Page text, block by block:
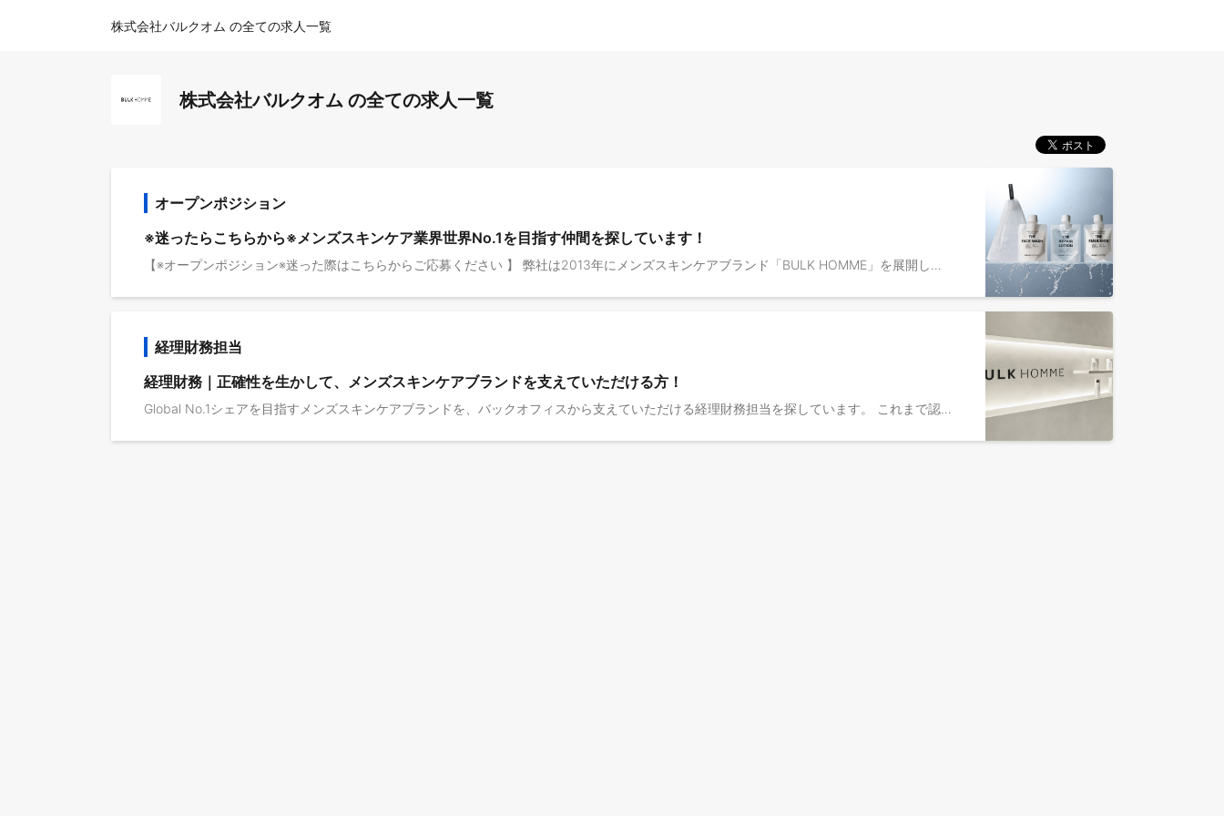
株式会社バルクオム の全ての求人一覧
株式会社バルクオム の全ての求人一覧
オープンポジション
※迷ったらこちらから※メンズスキンケア業界世界No.1を目指す仲間を探しています！
【※オープンポジション※迷った際はこちらからご応募ください 】 弊社は2013年にメンズスキンケアブランド「BULK HOMME」を展開し、男性市場で認知度も高い日用品・化粧品業界の企業です。 また、メンズスキンケア市場を構築し、Youtube広告のインハウス展開で初めて成功させたことでも知られており、現在取扱店は10,000店舗にのぼります。 今後バルクオムの事業成長を見据え、セールスやマーケティングはもちろん、バックオフィスなど、様々な側面から成長を加速させてくれる仲間を、役職問わず幅広く募集します。 ■ポジション例■ ※Member、Manager問わず ・国内事業部門長 ・CFO候補 ・Business Strategy Management（経営戦略） ・Digital Marketing ・LTV（CRM/CS） ・Sales（リテール営業） ・Special Retail（アメニティ営業） ・Product Development（製品企画） ・Brand Creative（クリエイティブ制作） ・SCM（物流管理・在庫管理） ・Acounting/Finance（経理・財務） など ※応募フォームの「応募先へのメッセージ」にて、ご希望される職種もしくは業務内容等をご教示くださいませ。 ※経験が不足していてもエントリー可能です。ご自身の経験から、さらに成長したいという意欲の中で業務をキャッチアップしていただければと思っています。
経理財務担当
経理財務｜正確性を生かして、メンズスキンケアブランドを支えていただける方！
Global No.1シェアを目指すメンズスキンケアブランドを、バックオフィスから支えていただける経理財務担当を探しています。 これまで認知度の拡大や海外展開を実現すべく、投資家やVCから数十億円の資金調達を実現してきました。今回は攻めの経営戦略だけでなく、守りの部分である組織基盤の強化を目指し募集いたします。 【業務内容】 ・銀行振込手続(ネットバンク操作) ・定型的な仕訳起票(バクラクで処理) ・データ加工(Excel・スプシ) ・書類作業(紙領収書スキャン等) ※公認会計士のメンバーと連携をしながら業務を進めていただきます。